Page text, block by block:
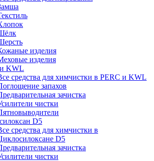
изделия
изделия
KWL
средства для химчистки в PERC и KWL
запахов
зачистка
чистки
D5
средства для химчистки в
D5
зачистка
чистки